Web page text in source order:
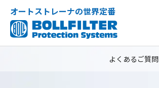
オートストレーナの世界定番
よくあるご質問